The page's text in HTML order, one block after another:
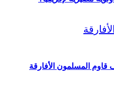
قاوم المسلمون الأفارقة